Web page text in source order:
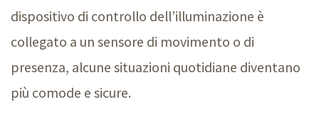
dispositivo di controllo dell’illuminazione è
collegato a un sensore di movimento o di
presenza, alcune situazioni quotidiane diventano
più comode e sicure.